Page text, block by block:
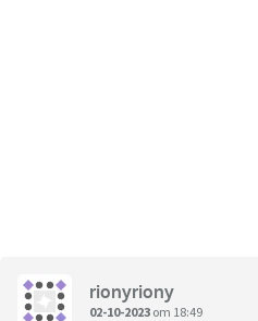
rionyriony
02-10-2023 om 18:49